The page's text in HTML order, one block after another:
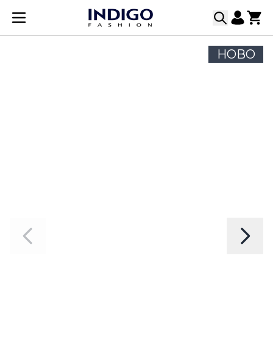
Прескачане към съдържанието
НОВО